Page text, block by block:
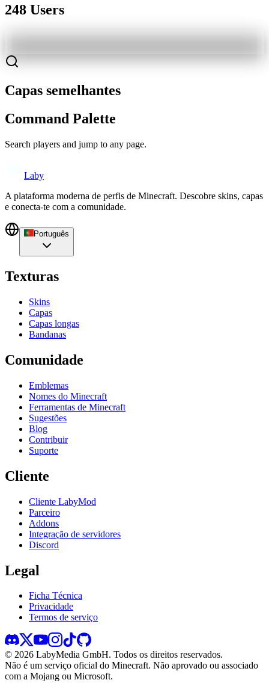
248 Users
Capas semelhantes
Command Palette
Search players and jump to any page.
Laby
A plataforma moderna de perfis de Minecraft. Descobre skins, capas
e conecta-te com a comunidade.
Português
Texturas
Skins
Capas
Capas longas
Bandanas
Comunidade
Emblemas
Nomes do Minecraft
Ferramentas de Minecraft
Sugestões
Blog
Contribuir
Suporte
Cliente
Cliente LabyMod
Parceiro
Addons
Integração de servidores
Discord
Legal
Ficha Técnica
Privacidade
Termos de serviço
© 2026 LabyMedia GmbH. Todos os direitos reservados.
Não é um serviço oficial do Minecraft. Não aprovado ou associado
com a Mojang ou Microsoft.